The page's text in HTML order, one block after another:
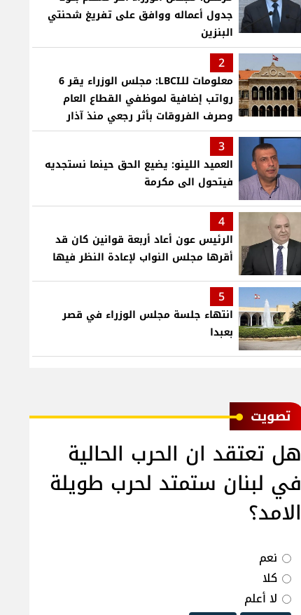
جدول أعماله ووافق على تفريغ شحنتي
البنزين
2
معلومات للـLBCI: مجلس الوزراء يقر 6
رواتب إضافية لموظفي القطاع العام
وصرف الفروقات بأثر رجعي منذ آذار
3
العميد اللينو: يضيع الحق حينما نستجديه
فيتحول الى مكرمة
4
الرئيس عون أعاد أربعة قوانين كان قد
أقرها مجلس النواب لإعادة النظر فيها
5
انتهاء جلسة مجلس الوزراء في قصر
بعبدا
ﺗﺼﻮﻳﺖ
هل تعتقد ان الحرب الحالية
في لبنان ستمتد لحرب طويلة
الامد؟
نعم
كلا
لا أعلم